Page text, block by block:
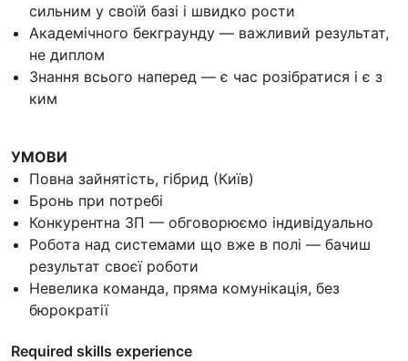
сильним у своїй базі і швидко рости
Академічного бекграунду — важливий результат,
не диплом
Знання всього наперед — є час розібратися і є з
ким
УМОВИ
Повна зайнятість, гібрид (Київ)
Бронь при потребі
Конкурентна ЗП — обговорюємо індивідуально
Робота над системами що вже в полі — бачиш
результат своєї роботи
Невелика команда, пряма комунікація, без
бюрократії
Required skills experience